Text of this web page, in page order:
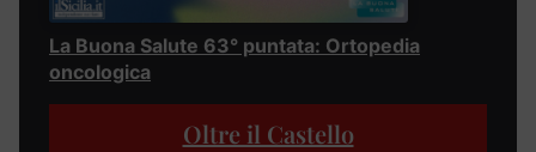
La Buona Salute 63° puntata: Ortopedia
oncologica
Oltre il Castello